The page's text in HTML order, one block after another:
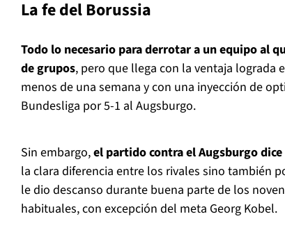
La fe del Borussia
Todo lo necesario para derrotar a un equipo al
de grupos, pero que llega con la ventaja lograda
menos de una semana y con una inyección de
Bundesliga por 5-1 al Augsburgo.
Sin embargo,el partido contra el Augsburgo dice
la clara diferencia entre los rivales sino también
le dio descanso durante buena parte de los
habituales, con excepción del meta Georg Kobel.